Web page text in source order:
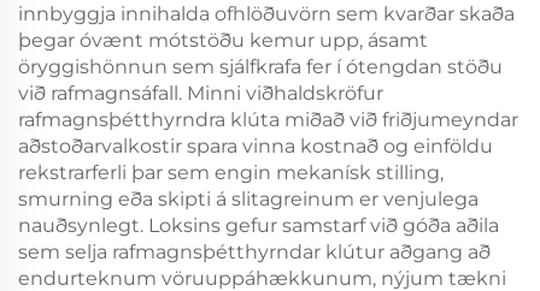
innbyggja innihalda ofhlöðuvörn sem kvarðar skaða
þegar óvænt mótstöðu kemur upp, ásamt
öryggishönnun sem sjálfkrafa fer í ótengdan stöðu
við rafmagnsáfall. Minni viðhaldskröfur
rafmagnsþétthyrndra klúta miðað við friðjumeyndar
aðstoðarvalkostir spara vinna kostnað og einföldu
rekstrarferli þar sem engin mekanísk stilling,
smurning eða skipti á slitagreinum er venjulega
nauðsynlegt. Loksins gefur samstarf við góða aðila
sem selja rafmagnsþétthyrndar klútur aðgang að
endurteknum vöruuppáhækkunum, nýjum tækni